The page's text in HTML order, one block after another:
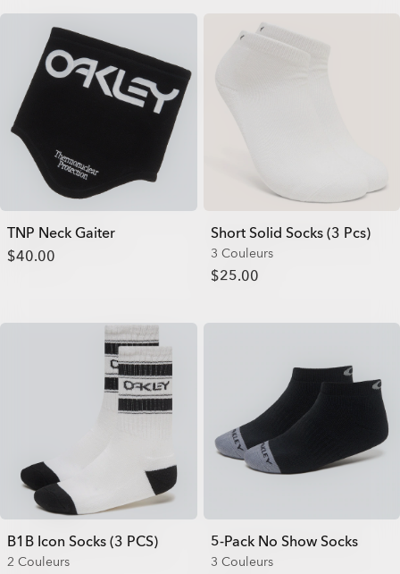
TNP Neck Gaiter
$40.00
Short Solid Socks (3 Pcs)
3 Couleurs
$25.00
B1B Icon Socks (3 PCS)
2 Couleurs
5-Pack No Show Socks
3 Couleurs